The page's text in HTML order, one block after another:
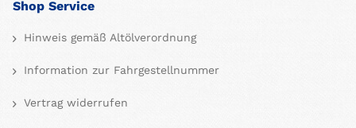
Shop Service
Hinweis gemäß Altölverordnung
Information zur Fahrgestellnummer
Vertrag widerrufen